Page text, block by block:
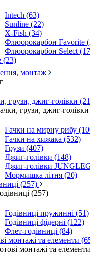
Intech (63)
Sunline (22)
X-Fish (34)
Флюорокарбон Favorite
Флюорокарбон Select
(23)
монтаж
грузи, джиг-голівки
грузи, джиг-
Гачки на мирну рибу
Гачки на хижака (532)
Грузи (407)
Джиг-голівки (148)
Джиг-голівки
Мормишка літня (20)
(257)
(257)
Годівниці пружинні (51)
Годівниці фідерні (122)
Флет-годівниці (84)
монтажі та елементи
монтажі та